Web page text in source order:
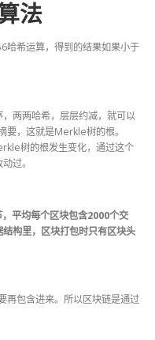
法
哈希运算，得到的结果如果小于
两两哈希，层层约减，就可以
，这就是Merkle树的根。
树的根发生变化，通过这个
过。
平均每个区块包含2000个交
构里，区块打包时只有区块头
再包含进来。所以区块链是通过